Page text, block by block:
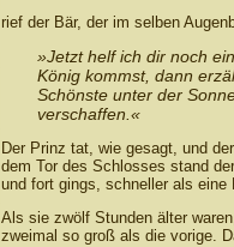
rief der Bär, der im selben
»Jetzt helf ich dir noch
König kommst, dann
Schönste unter der
verschaffen.«
Der Prinz tat, wie gesagt, und
dem Tor des Schlosses stand
und fort gings, schneller als eine
Als sie zwölf Stunden älter
zweimal so groß als die vorige.